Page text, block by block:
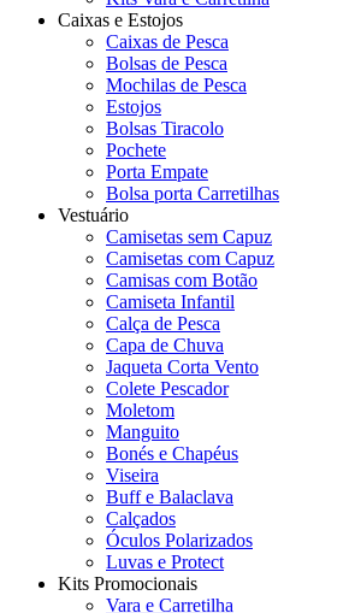
Caixas e Estojos
Caixas de Pesca
Bolsas de Pesca
Mochilas de Pesca
Estojos
Bolsas Tiracolo
Pochete
Porta Empate
Bolsa porta Carretilhas
Vestuário
Camisetas sem Capuz
Camisetas com Capuz
Camisas com Botão
Camiseta Infantil
Calça de Pesca
Capa de Chuva
Jaqueta Corta Vento
Colete Pescador
Moletom
Manguito
Bonés e Chapéus
Viseira
Buff e Balaclava
Calçados
Óculos Polarizados
Luvas e Protect
Kits Promocionais
Vara e Carretilha